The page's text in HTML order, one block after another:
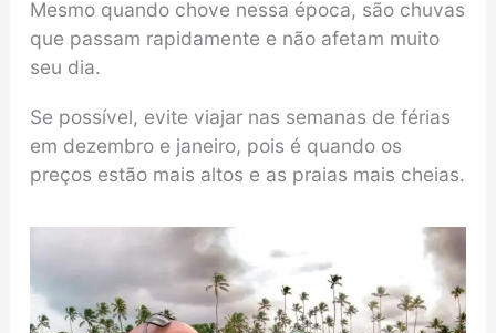
Mesmo quando chove nessa época, são chuvas
que passam rapidamente e não afetam muito
seu dia.
Se possível, evite viajar nas semanas de férias
em dezembro e janeiro, pois é quando os
preços estão mais altos e as praias mais cheias.